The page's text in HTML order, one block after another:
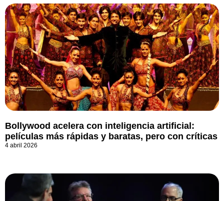
Bollywood acelera con inteligencia artificial:
películas más rápidas y baratas, pero con críticas
4 abril 2026